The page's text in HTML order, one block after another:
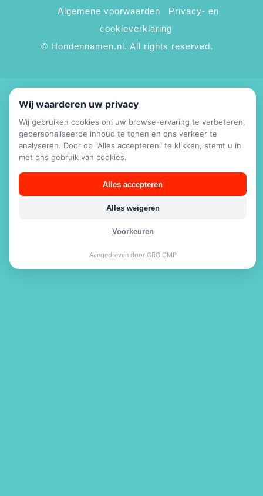
© Hondennamen.nl. All rights reserved.
Algemene voorwaarden
Privacy- en
cookieverklaring